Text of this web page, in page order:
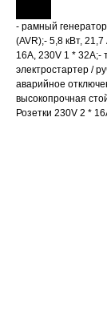
- рамный
(AVR);- 5,8 кВт,
16A, 230V 1 * 32A;-
электростартер /
аварийное
высокопрочная
Розетки 230V 2 *